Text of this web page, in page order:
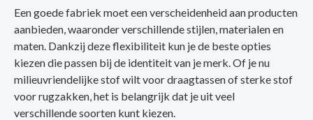
Een goede fabriek moet een verscheidenheid aan producten
aanbieden, waaronder verschillende stijlen, materialen en
maten. Dankzij deze flexibiliteit kun je de beste opties
kiezen die passen bij de identiteit van je merk. Of je nu
milieuvriendelijke stof wilt voor draagtassen of sterke stof
voor rugzakken, het is belangrijk dat je uit veel
verschillende soorten kunt kiezen.